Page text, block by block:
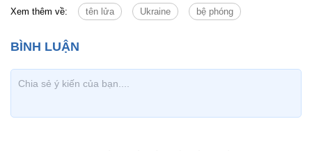
Xem thêm về: tên lửa Ukraine bệ phóng